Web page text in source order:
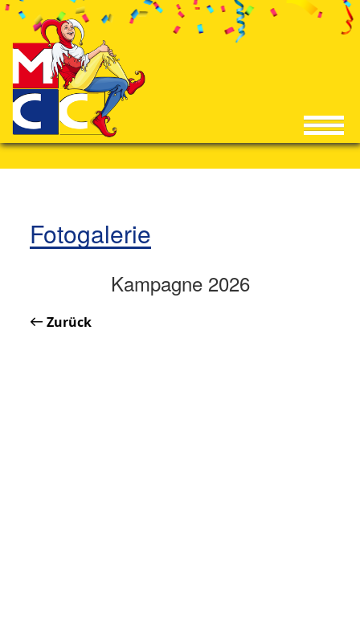
Fotogalerie
Kampagne 2026
Zurück